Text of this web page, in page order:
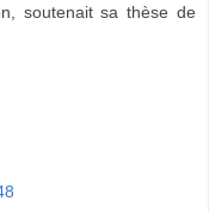
soutenait sa thèse de